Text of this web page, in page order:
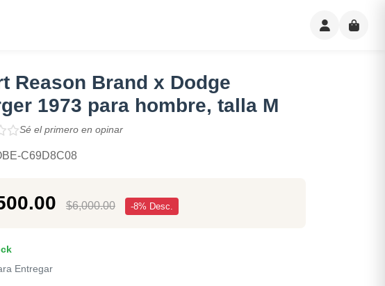
Reason Brand x Dodge
1973 para hombre, talla M
Sé el primero en opinar
C69D8C08
$6,000.00 -8% Desc.
Entregar